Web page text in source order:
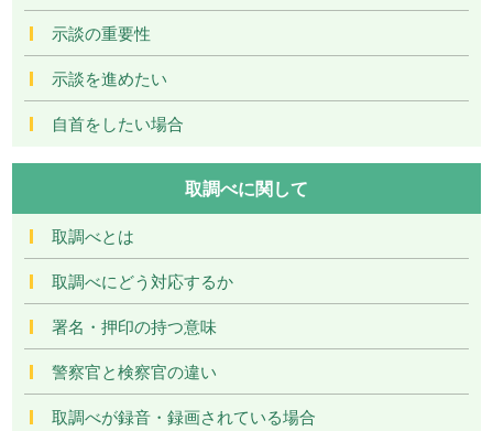
示談の重要性
示談を進めたい
自首をしたい場合
取調べに関して
取調べとは
取調べにどう対応するか
署名・押印の持つ意味
警察官と検察官の違い
取調べが録音・録画されている場合